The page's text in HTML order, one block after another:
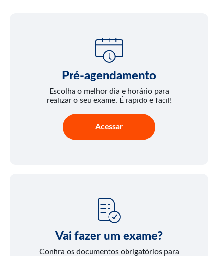
Pré-agendamento
Escolha o melhor dia e horário para
realizar o seu exame. É rápido e fácil!
Acessar
Vai fazer um exame?
Confira os documentos obrigatórios para